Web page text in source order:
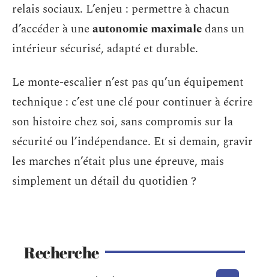
relais sociaux. L’enjeu : permettre à chacun
d’accéder à uneautonomie maximaledans un
intérieur sécurisé, adapté et durable.
Le monte-escalier n’est pas qu’un équipement
technique : c’est une clé pour continuer à écrire
son histoire chez soi, sans compromis sur la
sécurité ou l’indépendance. Et si demain, gravir
les marches n’était plus une épreuve, mais
simplement un détail du quotidien ?
Recherche